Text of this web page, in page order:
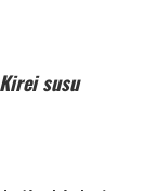
susu